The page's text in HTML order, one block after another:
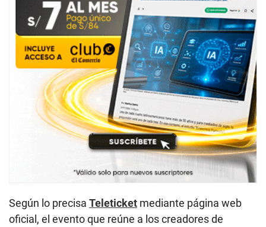
Según lo precisa Teleticket mediante página web
oficial, el evento que reúne a los creadores de